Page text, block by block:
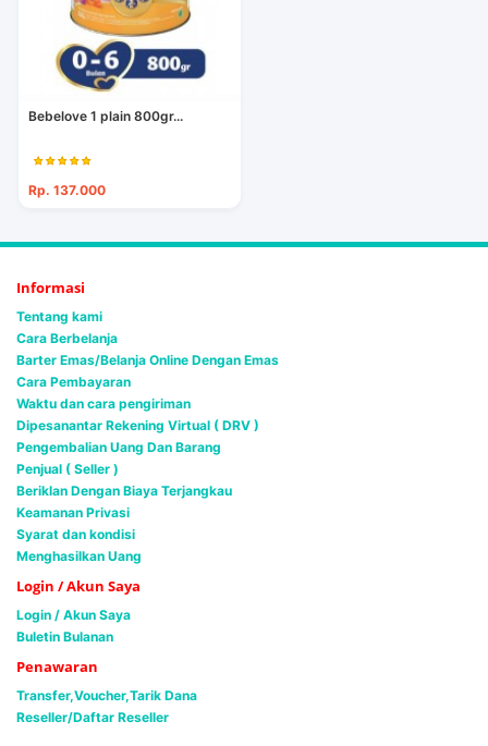
Bebelove 1 plain 800gr...
Rp. 137.000
Informasi
Tentang kami
Cara Berbelanja
Barter Emas/Belanja Online Dengan Emas
Cara Pembayaran
Waktu dan cara pengiriman
Dipesanantar Rekening Virtual ( DRV )
Pengembalian Uang Dan Barang
Penjual ( Seller )
Beriklan Dengan Biaya Terjangkau
Keamanan Privasi
Syarat dan kondisi
Menghasilkan Uang
Login / Akun Saya
Login / Akun Saya
Buletin Bulanan
Penawaran
Transfer,Voucher,Tarik Dana
Reseller/Daftar Reseller